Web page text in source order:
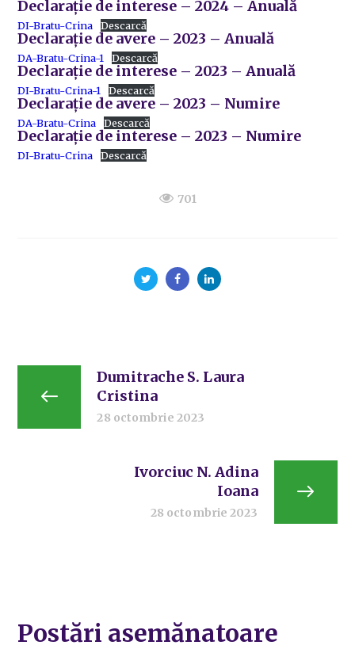
Declarație de interese – 2024 – Anuală
DI-Bratu-Crina Descarcă
Declarație de avere – 2023 – Anuală
DA-Bratu-Crina-1 Descarcă
Declarație de interese – 2023 – Anuală
DI-Bratu-Crina-1 Descarcă
Declarație de avere – 2023 – Numire
DA-Bratu-Crina Descarcă
Declarație de interese – 2023 – Numire
DI-Bratu-Crina Descarcă
701
Dumitrache S. Laura
Cristina
28 octombrie 2023
Ivorciuc N. Adina
Ioana
28 octombrie 2023
Postări asemănatoare